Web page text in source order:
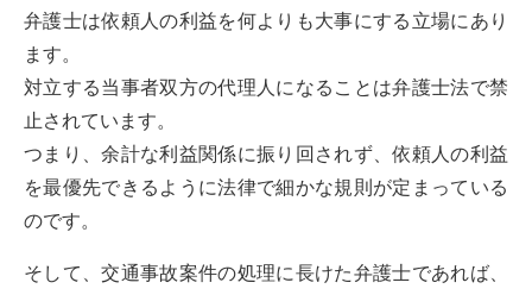
弁護士は依頼人の利益を何よりも大事にする立場にあり
ます。
対立する当事者双方の代理人になることは弁護士法で禁
止されています。
つまり、余計な利益関係に振り回されず、依頼人の利益
を最優先できるように法律で細かな規則が定まっている
のです。
そして、交通事故案件の処理に長けた弁護士であれば、